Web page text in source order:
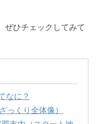
ぜひチェックしてみて
なに？
っくり全体像）